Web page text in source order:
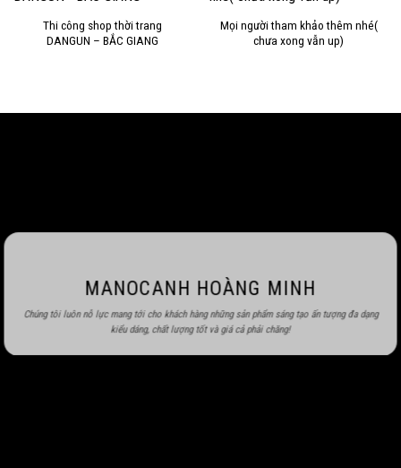
Thi công shop thời trang
DANGUN – BẮC GIANG
Mọi người tham khảo thêm nhé(
chưa xong vẫn up)
MANOCANH HOÀNG MINH
Chúng tôi luôn nỗ lực mang tới cho khách hàng những sản phẩm sáng tạo ấn tượng đa dạng
kiểu dáng, chất lượng tốt và giá cả phải chăng!